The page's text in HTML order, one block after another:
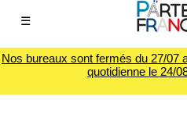
☰
Nos bureaux sont fermés du 27/07
quotidienne le 24/